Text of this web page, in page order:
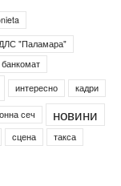
"Паламара"
банкомат
интересно кадри
сеч новини
сцена такса